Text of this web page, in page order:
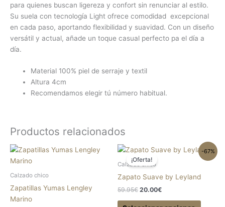
para quienes buscan ligereza y confort sin renunciar al estilo.
Su suela con tecnología Light ofrece comodidad excepcional
en cada paso, aportando flexibilidad y suavidad. Con un diseño
versátil y actual, añade un toque casual perfecto pa el día a
día.
Material 100% piel de serraje y textil
Altura 4cm
Recomendamos elegir tú número habitual.
Productos relacionados
Calzado chico
Zapatillas Yumas Lengley
Marino
Este
producto
variantes.
-67%
¡Oferta!
Calzado chico
Zapato Suave by Leyland
59.95€
El
precio
original
59.95€.
20.00€
El
precio
20.00€.
Este